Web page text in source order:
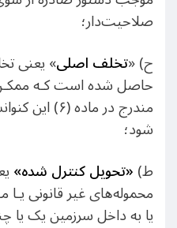
صلاحیت‌دار؛
ح) «تخلفاصلی» یعنی
حاصل شده است کـه
مندرج در
شود؛
ط)«تحویل کنترل شده»
محموله‌های غیر قانونی
یا به داخل سرزمین یک یا